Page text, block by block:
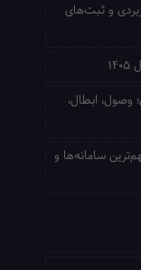
و ثبت‌های
وصول، ابطال،
سامانه‌ها و